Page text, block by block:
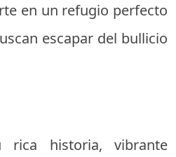
en un refugio perfecto
escapar del bullicio
rica historia, vibrante